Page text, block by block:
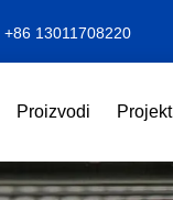
+86 13011708220
Proizvodi Projekt